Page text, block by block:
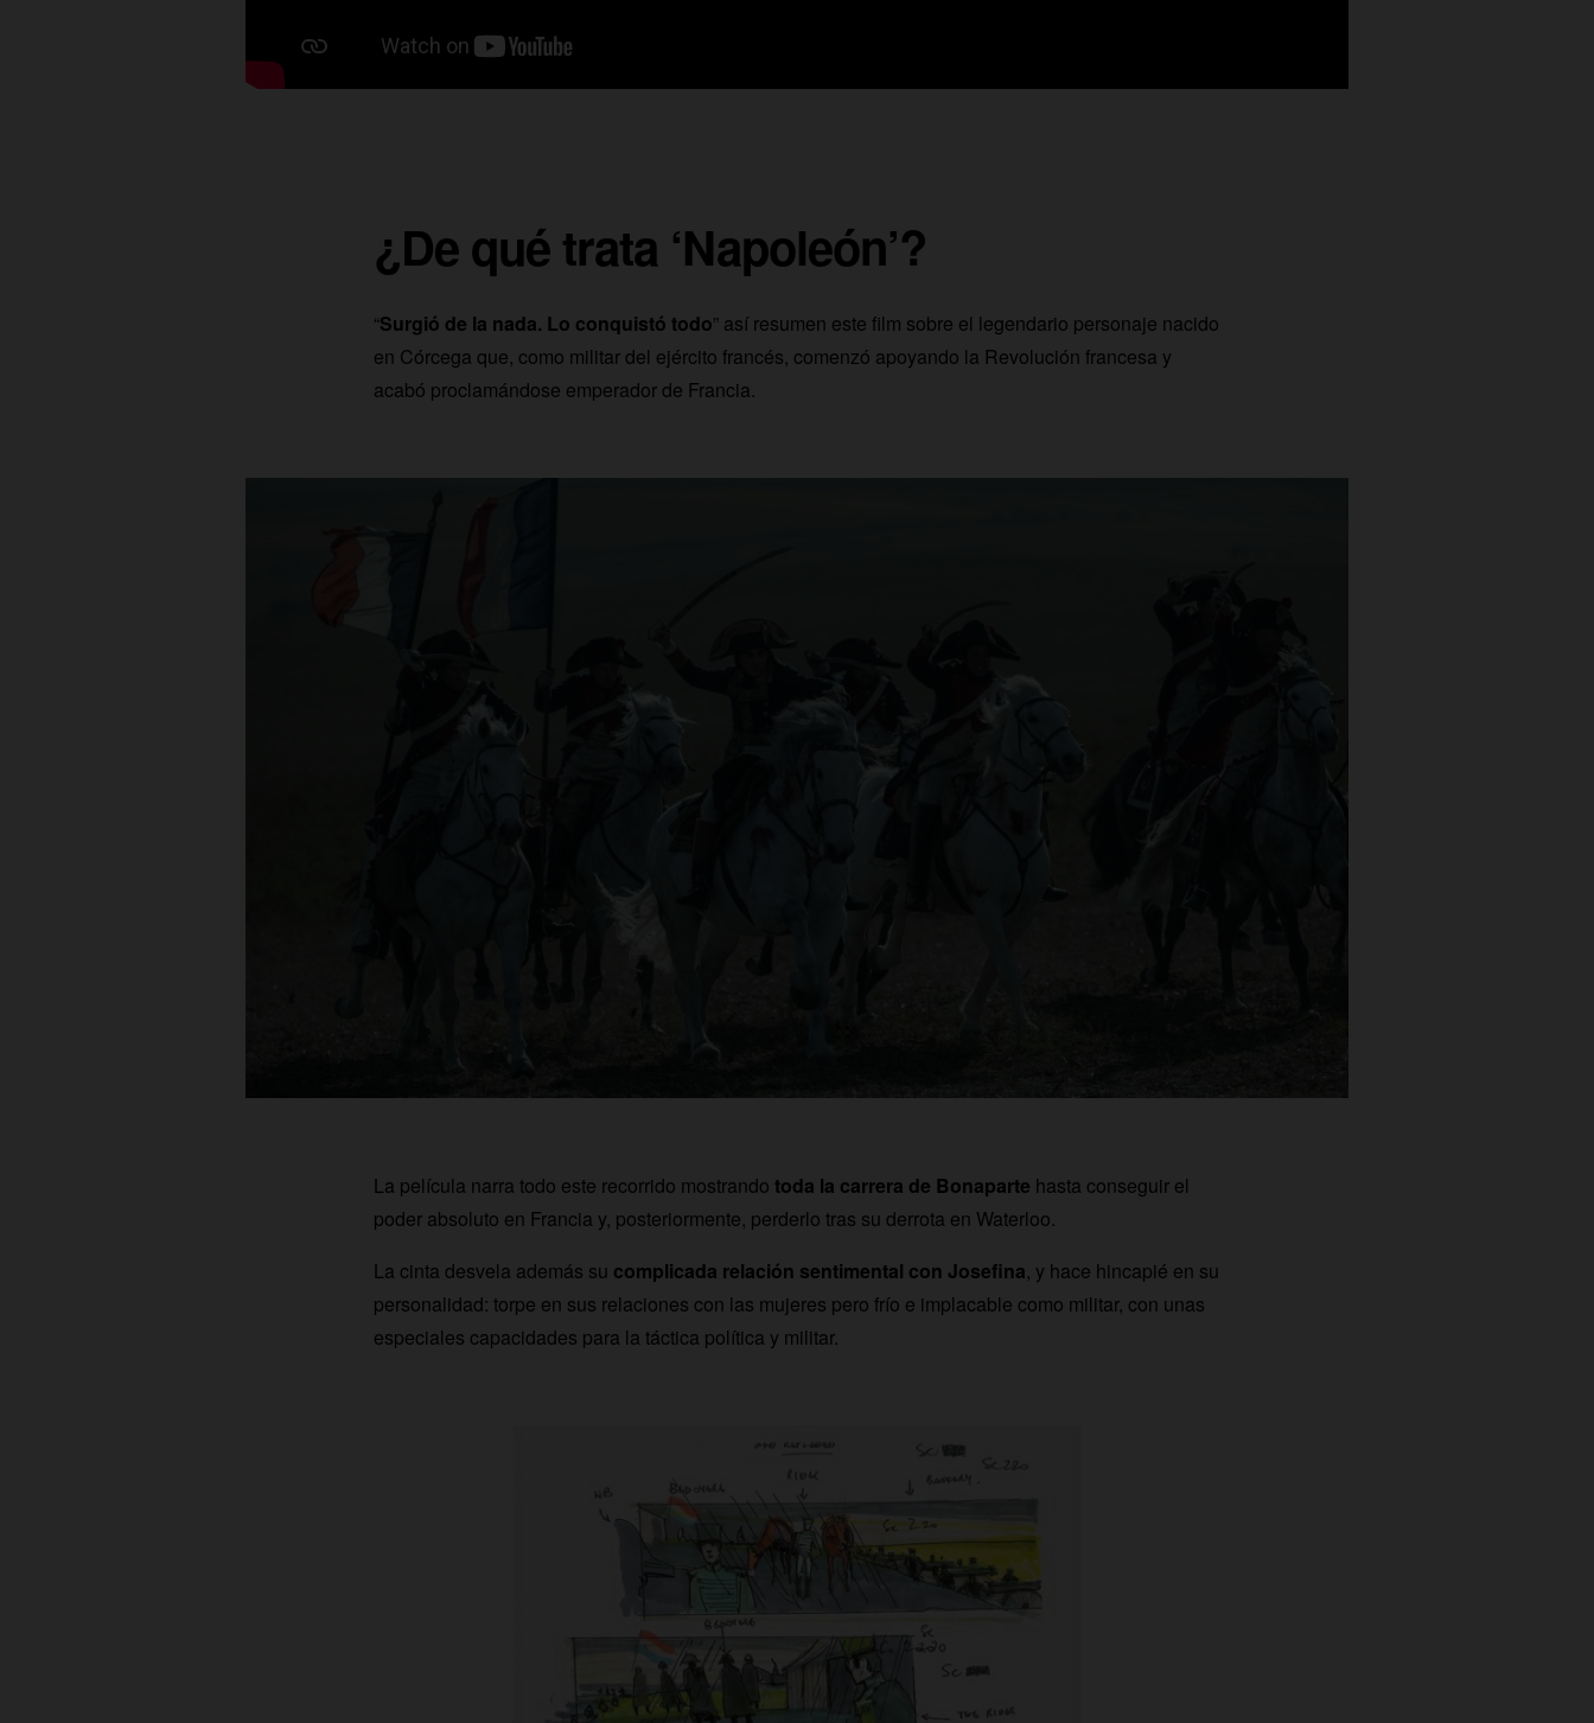
¿De qué trata ‘Napoleón’?
“Surgió de la nada. Lo conquistó todo” así resumen este film sobre el legendario personaje nacido
en Córcega que, como militar del ejército francés, comenzó apoyando la Revolución francesa y
acabó proclamándose emperador de Francia.
La película narra todo este recorrido mostrando toda la carrera de Bonaparte hasta conseguir el
poder absoluto en Francia y, posteriormente, perderlo tras su derrota en Waterloo.
La cinta desvela además su complicada relación sentimental con Josefina, y hace hincapié en su
personalidad: torpe en sus relaciones con las mujeres pero frío e implacable como militar, con unas
especiales capacidades para la táctica política y militar.